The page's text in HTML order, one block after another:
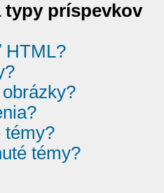
typy príspevkov
HTML?
témy?
témy?